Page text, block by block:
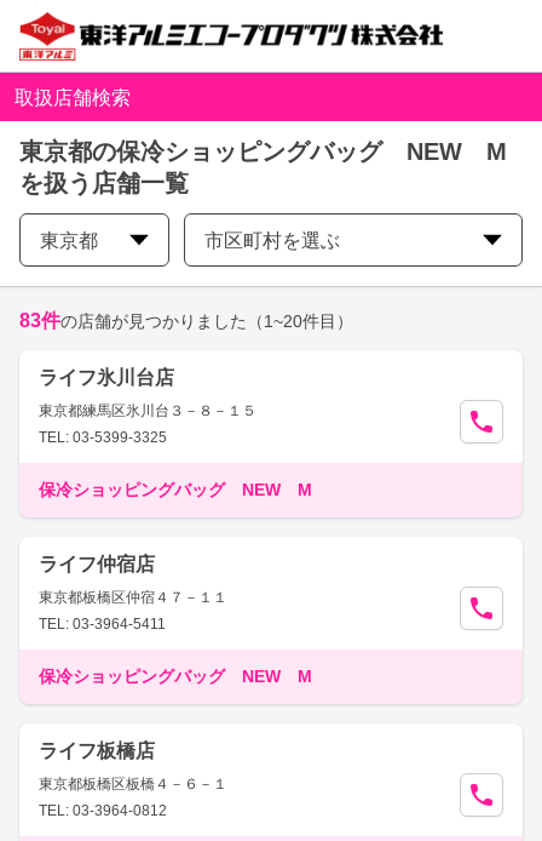
取扱店舗検索
東京都の保冷ショッピングバッグ NEW M
を扱う店舗一覧
東京都 市区町村を選ぶ
83件の店舗が見つかりました （1~20件目）
ライフ氷川台店
東京都練馬区氷川台３－８－１５
TEL: 03-5399-3325
保冷ショッピングバッグ NEW M
ライフ仲宿店
東京都板橋区仲宿４７－１１
TEL: 03-3964-5411
保冷ショッピングバッグ NEW M
ライフ板橋店
東京都板橋区板橋４－６－１
TEL: 03-3964-0812